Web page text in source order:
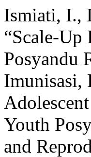
Ismiati, I.,
“Scale-Up
Posyandu
Imunisasi,
Youth
and